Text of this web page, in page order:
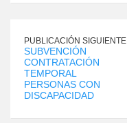
PUBLICACIÓN SIGUIENTE
SUBVENCIÓN
CONTRATACIÓN
TEMPORAL
PERSONAS CON
DISCAPACIDAD